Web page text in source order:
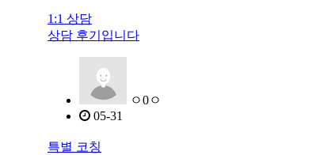
1:1 상담
상담 후기입니다
ㅇ0ㅇ
05-31
특별 코칭